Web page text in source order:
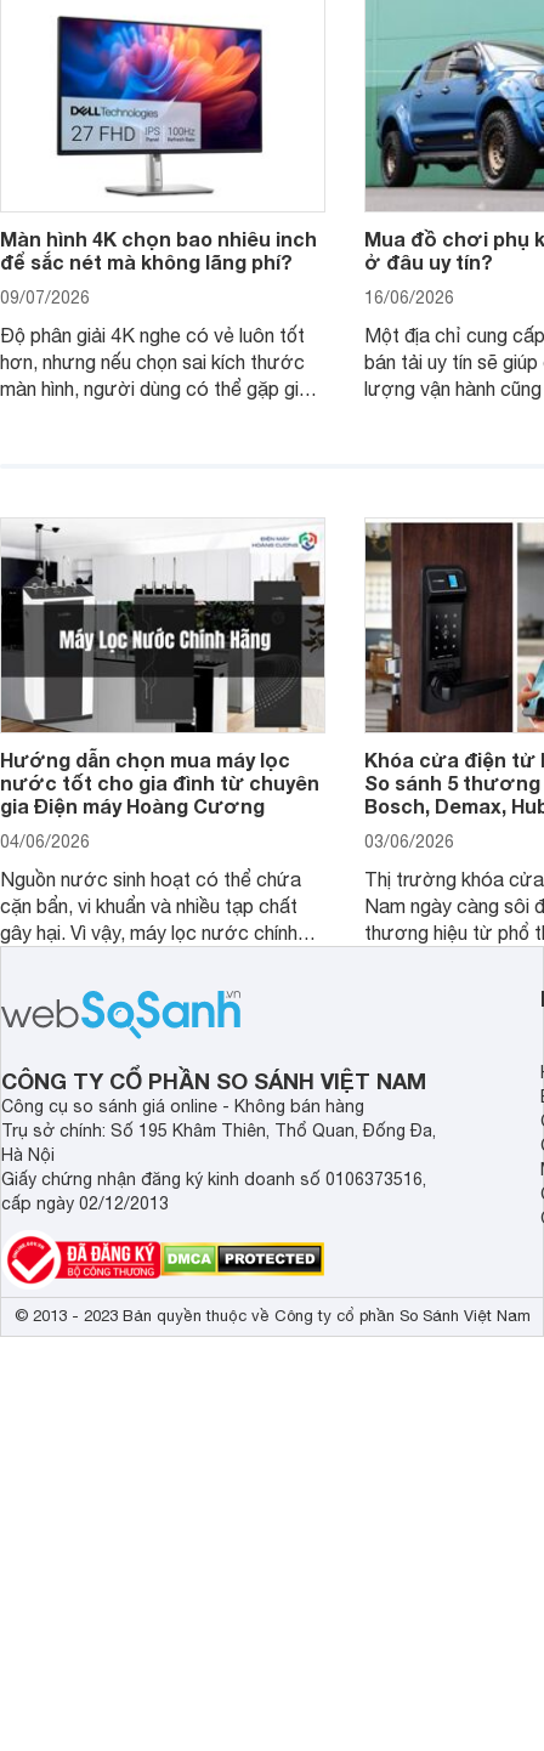
Màn hình 4K chọn bao nhiêu inch
để sắc nét mà không lãng phí?
09/07/2026
Độ phân giải 4K nghe có vẻ luôn tốt
hơn, nhưng nếu chọn sai kích thước
màn hình, người dùng có thể gặp giao
Mua đồ chơi phụ
ở đâu uy tín?
16/06/2026
Một địa chỉ cung
bán tải uy tín sẽ
lượng vận hành
Hướng dẫn chọn mua máy lọc
nước tốt cho gia đình từ chuyên
gia Điện máy Hoàng Cương
04/06/2026
Nguồn nước sinh hoạt có thể chứa
cặn bẩn, vi khuẩn và nhiều tạp chất
gây hại. Vì vậy, máy lọc nước chính
sức khỏe và đảm bảo nguồn nước
sạch cho cả gia đình.
Khóa cửa điện tử
So sánh 5 thương
Bosch, Demax,
03/06/2026
Thị trường khóa
Nam ngày càng sôi
thương hiệu từ phổ
cửa điện tử hãng
sẽ so sánh 5
Demax, Hubert và
CÔNG TY CỔ PHẦN SO SÁNH VIỆT NAM
Công cụ so sánh giá online - Không bán hàng
Trụ sở chính: Số 195 Khâm Thiên, Thổ Quan, Đống Đa,
Hà Nội
Giấy chứng nhận đăng ký kinh doanh số 0106373516,
cấp ngày 02/12/2013
© 2013 - 2023 Bản quyền thuộc về Công ty cổ phần So Sánh Việt Nam